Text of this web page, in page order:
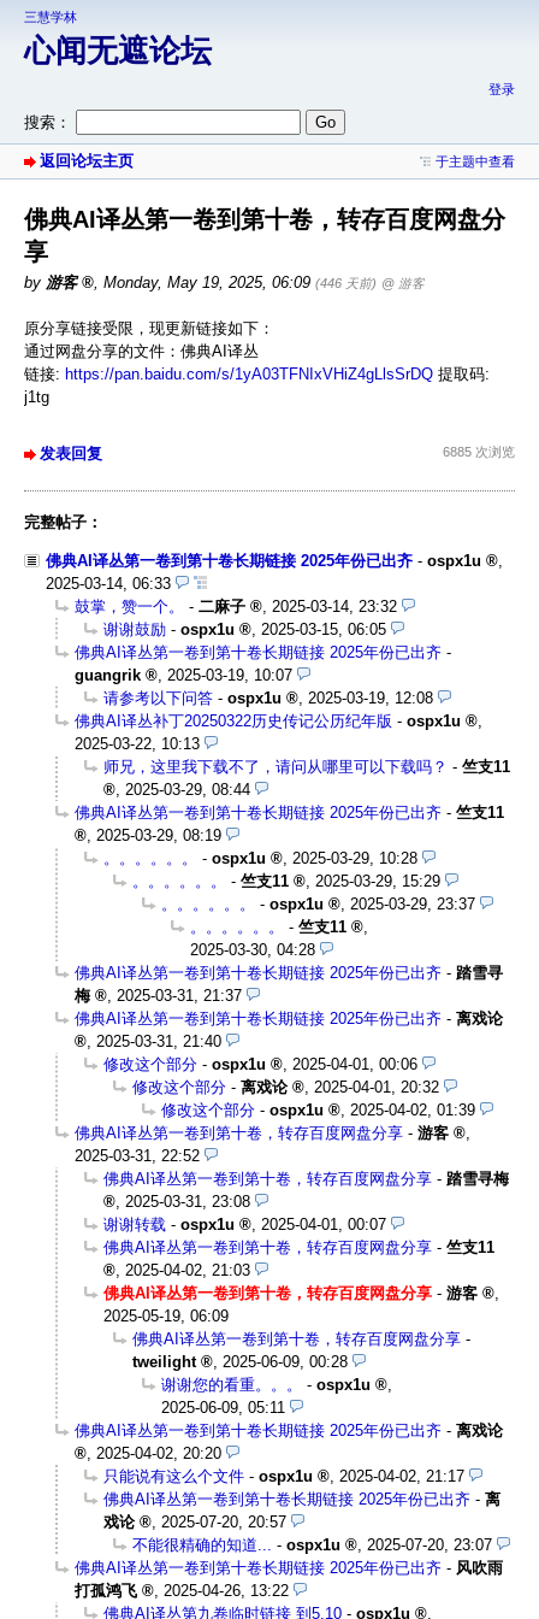
三慧学林
心闻无遮论坛
登录
搜索：
返回论坛主页 于主题中查看
佛典AI译丛第一卷到第十卷，转存百度网盘分
享
by 游客 , Monday, May 19, 2025, 06:09 (446 天前) @ 游客
原分享链接受限，现更新链接如下：
通过网盘分享的文件：佛典AI译丛
链接: https://pan.baidu.com/s/1yA03TFNIxVHiZ4gLlsSrDQ 提取码:
j1tg
发表回复 6885 次浏览
完整帖子：
佛典AI译丛第一卷到第十卷长期链接 2025年份已出齐 - ospx1u
2025-03-14, 06:33
鼓掌，赞一个。
- 二麻子
2025-03-14, 23:32
谢谢鼓励 - ospx1u
2025-03-15, 06:05
佛典AI译丛第一卷到第十卷长期链接 2025年份已出齐 -
guangrik
2025-03-19, 10:07
请参考以下问答 - ospx1u
2025-03-19, 12:08
佛典AI译丛补丁20250322历史传记公历纪年版 - ospx1u
2025-03-22, 10:13
师兄，这里我下载不了，请问从哪里可以下载吗？ - 竺支11
2025-03-29, 08:44
佛典AI译丛第一卷到第十卷长期链接 2025年份已出齐 - 竺支11
2025-03-29, 08:19
。。。。。。
- ospx1u
2025-03-29, 10:28
。。。。。。
- 竺支11
2025-03-29, 15:29
。。。。。。
- ospx1u
2025-03-29, 23:37
。。。。。。
- 竺支11
2025-03-30, 04:28
佛典AI译丛第一卷到第十卷长期链接 2025年份已出齐 - 踏雪寻
梅
2025-03-31, 21:37
佛典AI译丛第一卷到第十卷长期链接 2025年份已出齐 - 离戏论
2025-03-31, 21:40
修改这个部分 - ospx1u
2025-04-01, 00:06
修改这个部分 - 离戏论
2025-04-01, 20:32
修改这个部分 - ospx1u
2025-04-02, 01:39
佛典AI译丛第一卷到第十卷，转存百度网盘分享 - 游客
2025-03-31, 22:52
佛典AI译丛第一卷到第十卷，转存百度网盘分享 - 踏雪寻梅
2025-03-31, 23:08
谢谢转载 - ospx1u
2025-04-01, 00:07
佛典AI译丛第一卷到第十卷，转存百度网盘分享 - 竺支11
2025-04-02, 21:03
佛典AI译丛第一卷到第十卷，转存百度网盘分享 - 游客
2025-05-19, 06:09
佛典AI译丛第一卷到第十卷，转存百度网盘分享 -
tweilight
2025-06-09, 00:28
谢谢您的看重。。。
- ospx1u
2025-06-09, 05:11
佛典AI译丛第一卷到第十卷长期链接 2025年份已出齐 - 离戏论
2025-04-02, 20:20
只能说有这么个文件 - ospx1u
2025-04-02, 21:17
佛典AI译丛第一卷到第十卷长期链接 2025年份已出齐 - 离
戏论
2025-07-20, 20:57
不能很精确的知道...
- ospx1u
2025-07-20, 23:07
佛典AI译丛第一卷到第十卷长期链接 2025年份已出齐 - 风吹雨
打孤鸿飞
2025-04-26, 13:22
佛典AI译丛第九卷临时链接 到5.10 - ospx1u